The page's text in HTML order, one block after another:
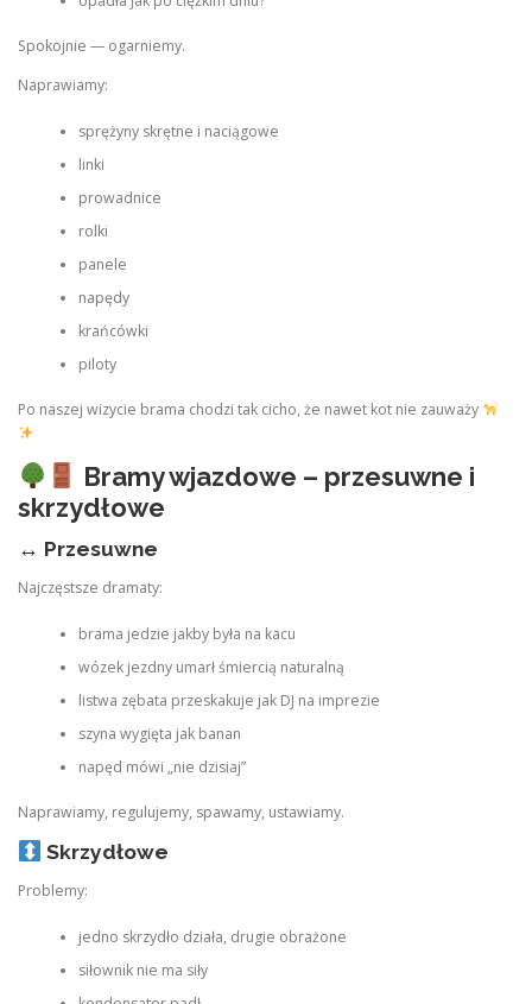
Spokojnie — ogarniemy.
Naprawiamy:
sprężyny skrętne i naciągowe
linki
prowadnice
rolki
panele
napędy
krańcówki
piloty
Po naszej wizycie brama chodzi tak cicho, że nawet kot nie zauważy
Bramy wjazdowe – przesuwne i
skrzydłowe
↔️ Przesuwne
Najczęstsze dramaty:
brama jedzie jakby była na kacu
wózek jezdny umarł śmiercią naturalną
listwa zębata przeskakuje jak DJ na imprezie
szyna wygięta jak banan
napęd mówi „nie dzisiaj”
Naprawiamy, regulujemy, spawamy, ustawiamy.
Skrzydłowe
Problemy:
jedno skrzydło działa, drugie obrażone
siłownik nie ma siły